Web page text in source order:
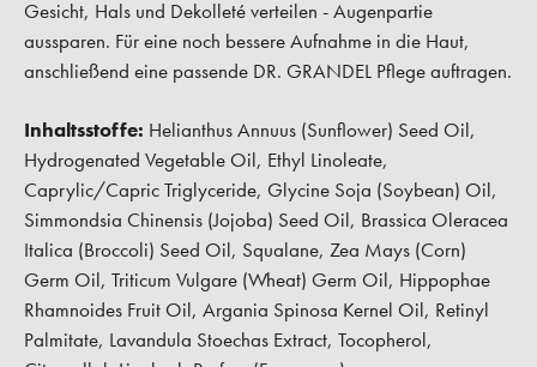
Gesicht, Hals und Dekolleté verteilen - Augenpartie
aussparen. Für eine noch bessere Aufnahme in die Haut,
anschließend eine passende DR. GRANDEL Pflege auftragen.
Inhaltsstoffe: Helianthus Annuus (Sunflower) Seed Oil,
Hydrogenated Vegetable Oil, Ethyl Linoleate,
Caprylic/Capric Triglyceride, Glycine Soja (Soybean) Oil,
Simmondsia Chinensis (Jojoba) Seed Oil, Brassica Oleracea
Italica (Broccoli) Seed Oil, Squalane, Zea Mays (Corn)
Germ Oil, Triticum Vulgare (Wheat) Germ Oil, Hippophae
Rhamnoides Fruit Oil, Argania Spinosa Kernel Oil, Retinyl
Palmitate, Lavandula Stoechas Extract, Tocopherol,